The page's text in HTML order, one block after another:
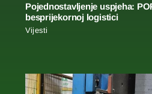
Pojednostavljenje uspjeha:
besprijekornoj logistici
Vijesti